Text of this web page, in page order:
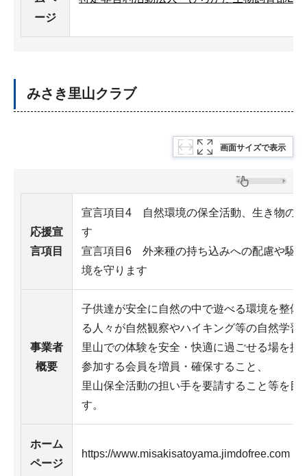
ージ
みさき里山クラブ
画面サイズで表示
応援宣
言項目
宣言項目4 自然環境の保全活動、生き物の
す
宣言項目6 外来種の持ち込みへの配慮や駆
境を守ります
事業者
概要
子供達が安全に自然の中で遊べる環境を整備
る人々が自然観察やハイキング等の自然学習
里山での体験を安全・快適に過ごせる場を提
参加する会員を増員・確保すること、
里山保全活動の担い手を要請すること等を目
す。
ホーム
ページ
https://www.misakisatoyama.jimdofree.com（